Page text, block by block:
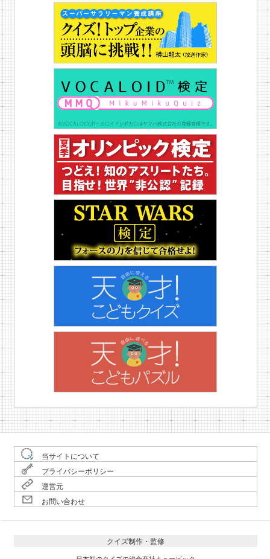
当サイトについて
プライバシーポリシー
運営元
お問い合わせ
クイズ制作・監修